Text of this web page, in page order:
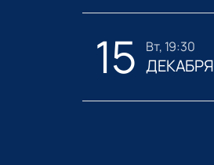
15 вт, 19:30
ДЕКАБРЯ